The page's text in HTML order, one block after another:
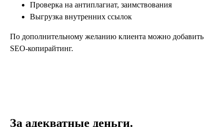
Проверка на антиплагиат, заимствования
Выгрузка внутренних ссылок
По дополнительному желанию клиента можно добавить
SEO-копирайтинг.
За адекватные деньги.